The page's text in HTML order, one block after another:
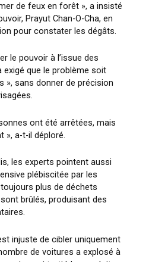
de feux en forêt », a insisté
Prayut Chan-O-Cha, en
pour constater les dégâts.
le pouvoir à l’issue des
exigé que le problème soit
», sans donner de précision
ont été arrêtées, mais
», a-t-il déploré.
les experts pointent aussi
plébiscitée par les
plus de déchets
brûlés, produisant des
injuste de cibler uniquement
de voitures a explosé à